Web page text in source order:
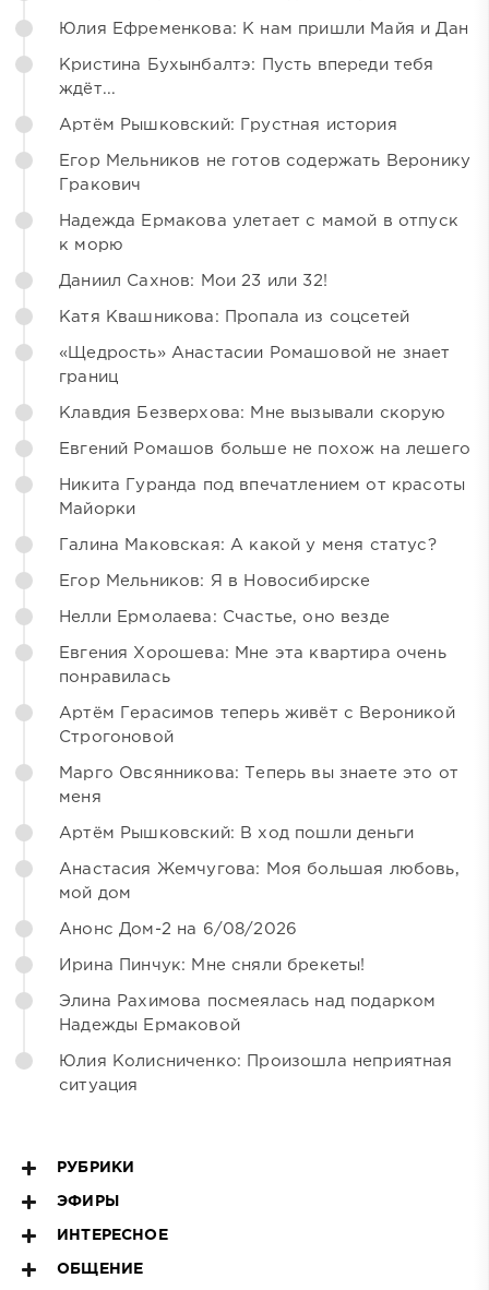
Юлия Ефременкова: К нам пришли Майя и Дан
Кристина Бухынбалтэ: Пусть впереди тебя
ждёт...
Артём Рышковский: Грустная история
Егор Мельников не готов содержать Веронику
Гракович
Надежда Ермакова улетает с мамой в отпуск
к морю
Даниил Сахнов: Мои 23 или 32!
Катя Квашникова: Пропала из соцсетей
«Щедрость» Анастасии Ромашовой не знает
границ
Клавдия Безверхова: Мне вызывали скорую
Евгений Ромашов больше не похож на лешего
Никита Гуранда под впечатлением от красоты
Майорки
Галина Маковская: А какой у меня статус?
Егор Мельников: Я в Новосибирске
Нелли Ермолаева: Счастье, оно везде
Евгения Хорошева: Мне эта квартира очень
понравилась
Артём Герасимов теперь живёт с Вероникой
Строгоновой
Марго Овсянникова: Теперь вы знаете это от
меня
Артём Рышковский: В ход пошли деньги
Анастасия Жемчугова: Моя большая любовь,
мой дом
Анонс Дом-2 на 6/08/2026
Ирина Пинчук: Мне сняли брекеты!
Элина Рахимова посмеялась над подарком
Надежды Ермаковой
Юлия Колисниченко: Произошла неприятная
ситуация
РУБРИКИ
ЭФИРЫ
ИНТЕРЕСНОЕ
ОБЩЕНИЕ